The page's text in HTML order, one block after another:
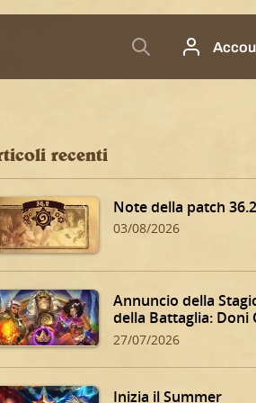
recenti
Note della patch 36.2
03/08/2026
Annuncio della
della Battaglia: Doni
Dalaran!
27/07/2026
Inizia il Summer